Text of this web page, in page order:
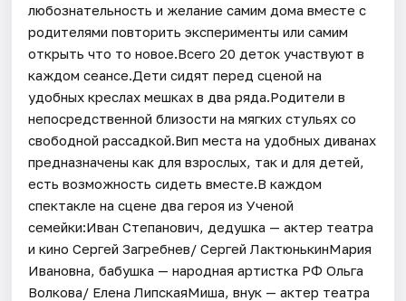
любознательность и желание самим дома вместе с
родителями повторить эксперименты или самим
открыть что то новое.Всего 20 деток участвуют в
каждом сеансе.Дети сидят перед сценой на
удобных креслах мешках в два ряда.Родители в
непосредственной близости на мягких стульях со
свободной рассадкой.Вип места на удобных диванах
предназначены как для взрослых, так и для детей,
есть возможность сидеть вместе.В каждом
спектакле на сцене два героя из Ученой
семейки:Иван Степанович, дедушка — актер театра
и кино Сергей Загребнев/ Сергей ЛактюнькинМария
Ивановна, бабушка — народная артистка РФ Ольга
Волкова/ Елена ЛипскаяМиша, внук — актер театра